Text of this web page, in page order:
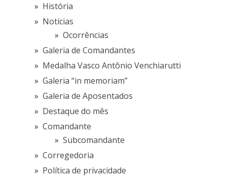
História
Notícias
Ocorrências
Galeria de Comandantes
Medalha Vasco Antônio Venchiarutti
Galeria “in memoriam”
Galeria de Aposentados
Destaque do mês
Comandante
Subcomandante
Corregedoria
Política de privacidade